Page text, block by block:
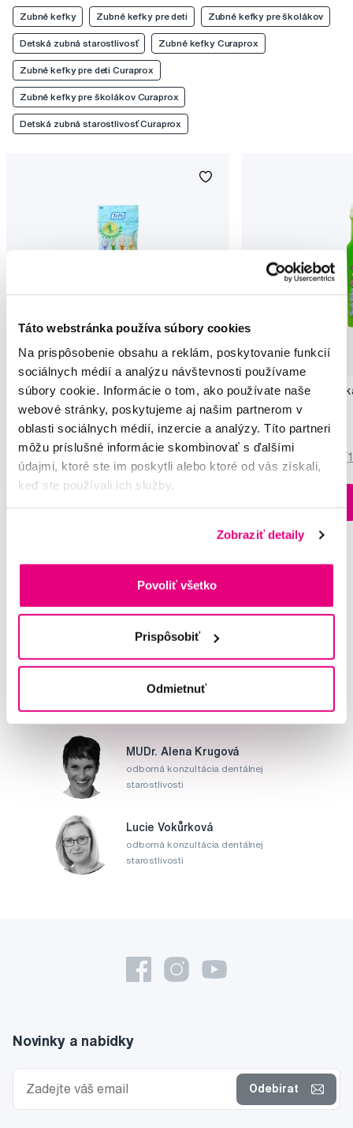
Táto webstránka používa súbory cookies
Na prispôsobenie obsahu a reklám, poskytovanie funkcií
sociálnych médií a analýzu návštevnosti používame
súbory cookie. Informácie o tom, ako používate naše
webové stránky, poskytujeme aj našim partnerom v
oblasti sociálnych médií, inzercie a analýzy. Títo partneri
môžu príslušné informácie skombinovať s ďalšími
údajmi, ktoré ste im poskytli alebo ktoré od vás získali,
keď ste používali ich služby.
Zobraziť detaily
Povoliť všetko
Prispôsobiť
Odmietnuť
Zubné kefky Zubné kefky pre deti Zubné kefky pre školákov
Detská zubná starostlivosť Zubné kefky Curaprox
Zubné kefky pre deti Curaprox
Zubné kefky pre školákov Curaprox
Detská zubná starostlivosť Curaprox
TePe Kids x-soft, výhodné balenie 3+1
zadarmo
7,20 €
Na sklade > 5 ks
Ihneď v3 prodejnách
TePe Kids soft,
2,80 €
Potřebujete poradit?
MUDr. Alena Krugová
odborná konzultácia dentálnej
starostlivosti
Lucie Vokůrková
odborná konzultácia dentálnej
starostlivosti
Novinky a nabídky
Odebírat